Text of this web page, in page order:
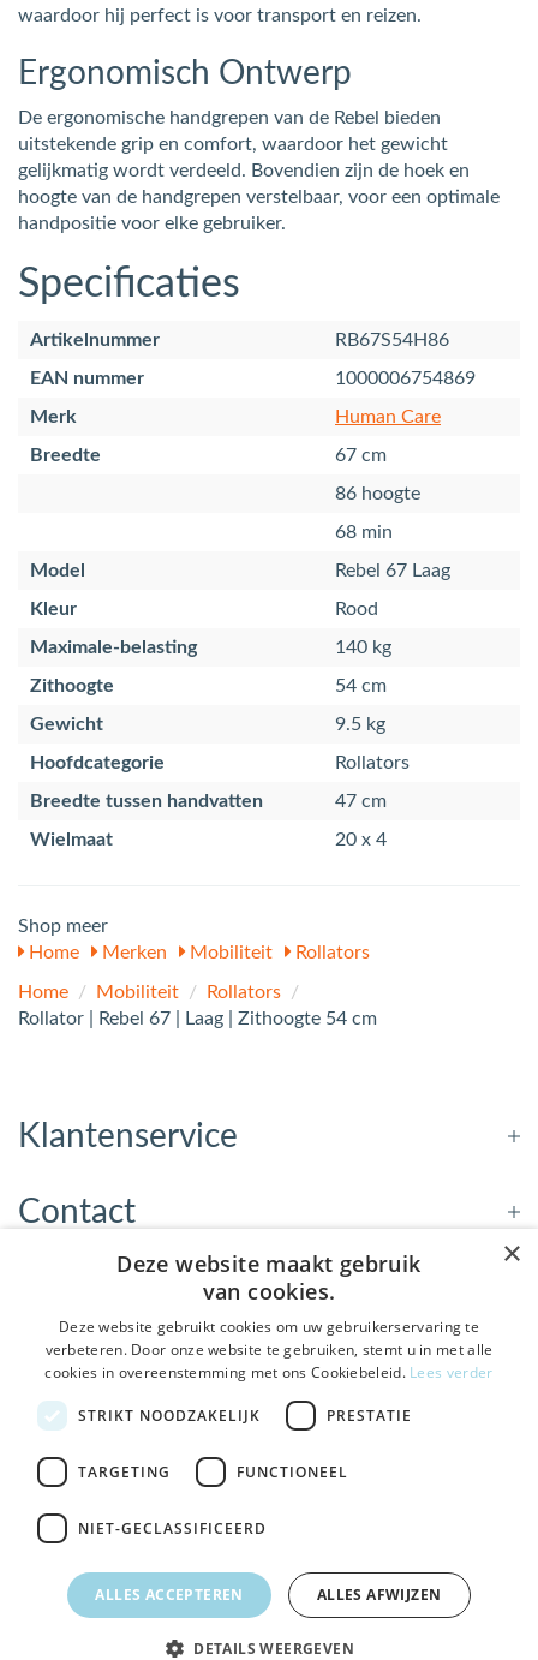
waardoor hij perfect is voor transport en reizen.
Ergonomisch Ontwerp
De ergonomische handgrepen van de Rebel bieden
uitstekende grip en comfort, waardoor het gewicht
gelijkmatig wordt verdeeld. Bovendien zijn de hoek en
hoogte van de handgrepen verstelbaar, voor een optimale
handpositie voor elke gebruiker.
Specificaties
Artikelnummer
RB67S54H86
EAN nummer
1000006754869
Merk
Human Care
Breedte
67 cm
86 hoogte
68 min
Model
Rebel 67 Laag
Kleur
Rood
Maximale-belasting
140 kg
Zithoogte
54 cm
Gewicht
9.5 kg
Hoofdcategorie
Rollators
Breedte tussen handvatten
47 cm
Wielmaat
20 x 4
Shop meer
Home
Merken Mobiliteit Rollators
Home / Mobiliteit / Rollators
/
Rollator | Rebel 67 | Laag | Zithoogte 54 cm
Klantenservice
Contact
Openingstijden
Nieuwsbrief
Bezoek de winkel in Sneek, Bolswarderbaan 3C
Gratis verzendingvanaf € 75
De Welzijnwinkel in je
inbox
Geen spam, geen verkooppraatjes — gewoon fijne
updates over hulpmiddelen die echt iets toevoegen.
Ja leuk! Schrijf me in
×
Deze website maakt gebruik
van cookies.
Deze website gebruikt cookies om uw gebruikerservaring te
verbeteren. Door onze website te gebruiken, stemt u in met alle
cookies in overeenstemming met ons Cookiebeleid. Lees verder
STRIKT NOODZAKELIJK PRESTATIE
TARGETING FUNCTIONEEL
NIET-GECLASSIFICEERD
ALLES ACCEPTEREN ALLES AFWIJZEN
DETAILS WEERGEVEN